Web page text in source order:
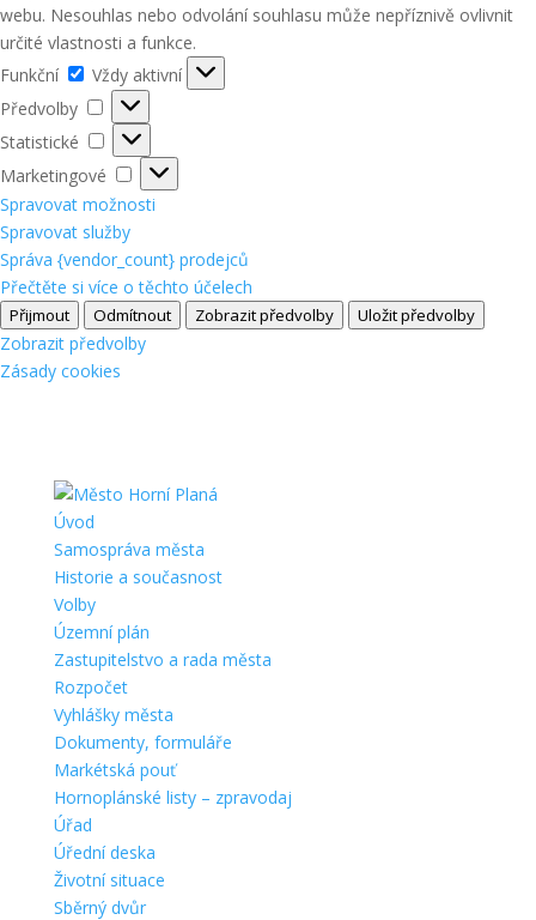
webu. Nesouhlas nebo odvolání souhlasu může nepříznivě ovlivnit
určité vlastnosti a funkce.
Funkční
Funkční
Vždy aktivní
Předvolby
Předvolby
Statistické
Statistické
Marketingové
Marketingové
Spravovat možnosti
Spravovat služby
Správa {vendor_count} prodejců
Přečtěte si více o těchto účelech
Přijmout Odmítnout Zobrazit předvolby Uložit předvolby
Zobrazit předvolby
Zásady cookies
Úvod
Samospráva města
Historie a současnost
Volby
Územní plán
Zastupitelstvo a rada města
Rozpočet
Vyhlášky města
Dokumenty, formuláře
Markétská pouť
Hornoplánské listy – zpravodaj
Úřad
Úřední deska
Životní situace
Sběrný dvůr